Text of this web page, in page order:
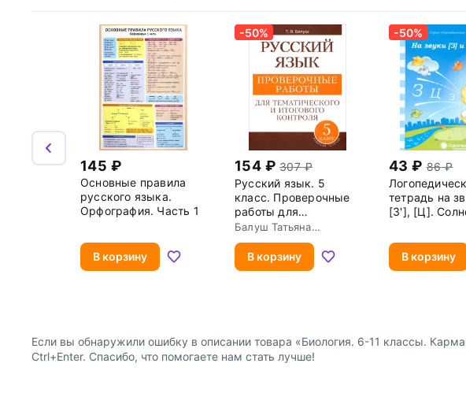
145
Основные правила
русского языка.
Орфография. Часть 1
В корзину
-50%
154
307
Русский язык. 5
класс. Проверочные
работы для
тематического и
итогового контроля
Балуш Татьяна
Владимировна
В корзину
-50%
43
86
тетрадь на
[З'], [Ц].
В корзину
Если вы обнаружили ошибку в описании товара «Биология. 6-11 классы.
Ctrl+Enter. Спасибо, что помогаете нам стать лучше!